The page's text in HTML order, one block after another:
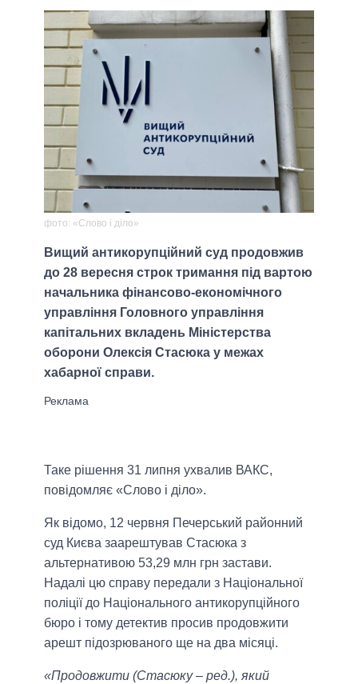
фото: «Слово і діло»
Вищий антикорупційний суд продовжив
до 28 вересня строк тримання під вартою
начальника фінансово-економічного
управління Головного управління
капітальних вкладень Міністерства
оборони Олексія Стасюка у межах
хабарної справи.
Таке рішення 31 липня ухвалив ВАКС,
повідомляє «Слово і діло».
Як відомо, 12 червня Печерський районний
суд Києва заарештував Стасюка з
альтернативою 53,29 млн грн застави.
Надалі цю справу передали з Національної
поліції до Національного антикорупційного
бюро і тому детектив просив продовжити
арешт підозрюваного ще на два місяці.
«Продовжити (Стасюку – ред.), який